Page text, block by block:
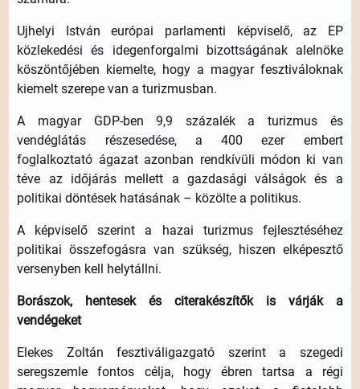
Ujhelyi István európai parlamenti képviselő, az EP
közlekedési és idegenforgalmi bizottságának alelnöke
köszöntőjében kiemelte, hogy a magyar fesztiváloknak
kiemelt szerepe van a turizmusban.
A magyar GDP-ben 9,9 százalék a turizmus és
vendéglátás részesedése, a 400 ezer embert
foglalkoztató ágazat azonban rendkívüli módon ki van
téve az időjárás mellett a gazdasági válságok és a
politikai döntések hatásának – közölte a politikus.
A képviselő szerint a hazai turizmus fejlesztéséhez
politikai összefogásra van szükség, hiszen elképesztő
versenyben kell helytállni.
Borászok, hentesek és citerakészítők is várják a
vendégeket
Elekes Zoltán fesztiváligazgató szerint a szegedi
seregszemle fontos célja, hogy ébren tartsa a régi